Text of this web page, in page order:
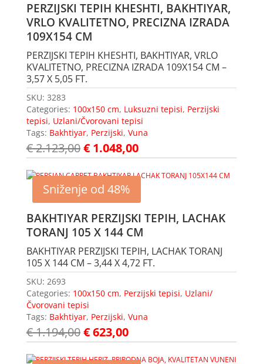
PERZIJSKI TEPIH KHESHTI, BAKHTIYAR,
VRLO KVALITETNO, PRECIZNA IZRADA
109X154 CM
PERZIJSKI TEPIH KHESHTI, BAKHTIYAR, VRLO
KVALITETNO, PRECIZNA IZRADA 109X154 CM –
3,57 X 5,05 FT.
SKU: 3283
Categories: 100x150 cm, Luksuzni tepisi, Perzijski
tepisi, Uzlani/Čvorovani tepisi
Tags: Bakhtiyar, Perzijski, Vuna
€2.123,00€1.048,00
Sniženje od 48%
BAKHTIYAR PERZIJSKI TEPIH, LACHAK
TORANJ 105 X 144 CM
BAKHTIYAR PERZIJSKI TEPIH, LACHAK TORANJ
105 X 144 CM – 3,44 X 4,72 FT.
SKU: 2693
Categories: 100x150 cm, Perzijski tepisi, Uzlani/
Čvorovani tepisi
Tags: Bakhtiyar, Perzijski, Vuna
€1.194,00€623,00